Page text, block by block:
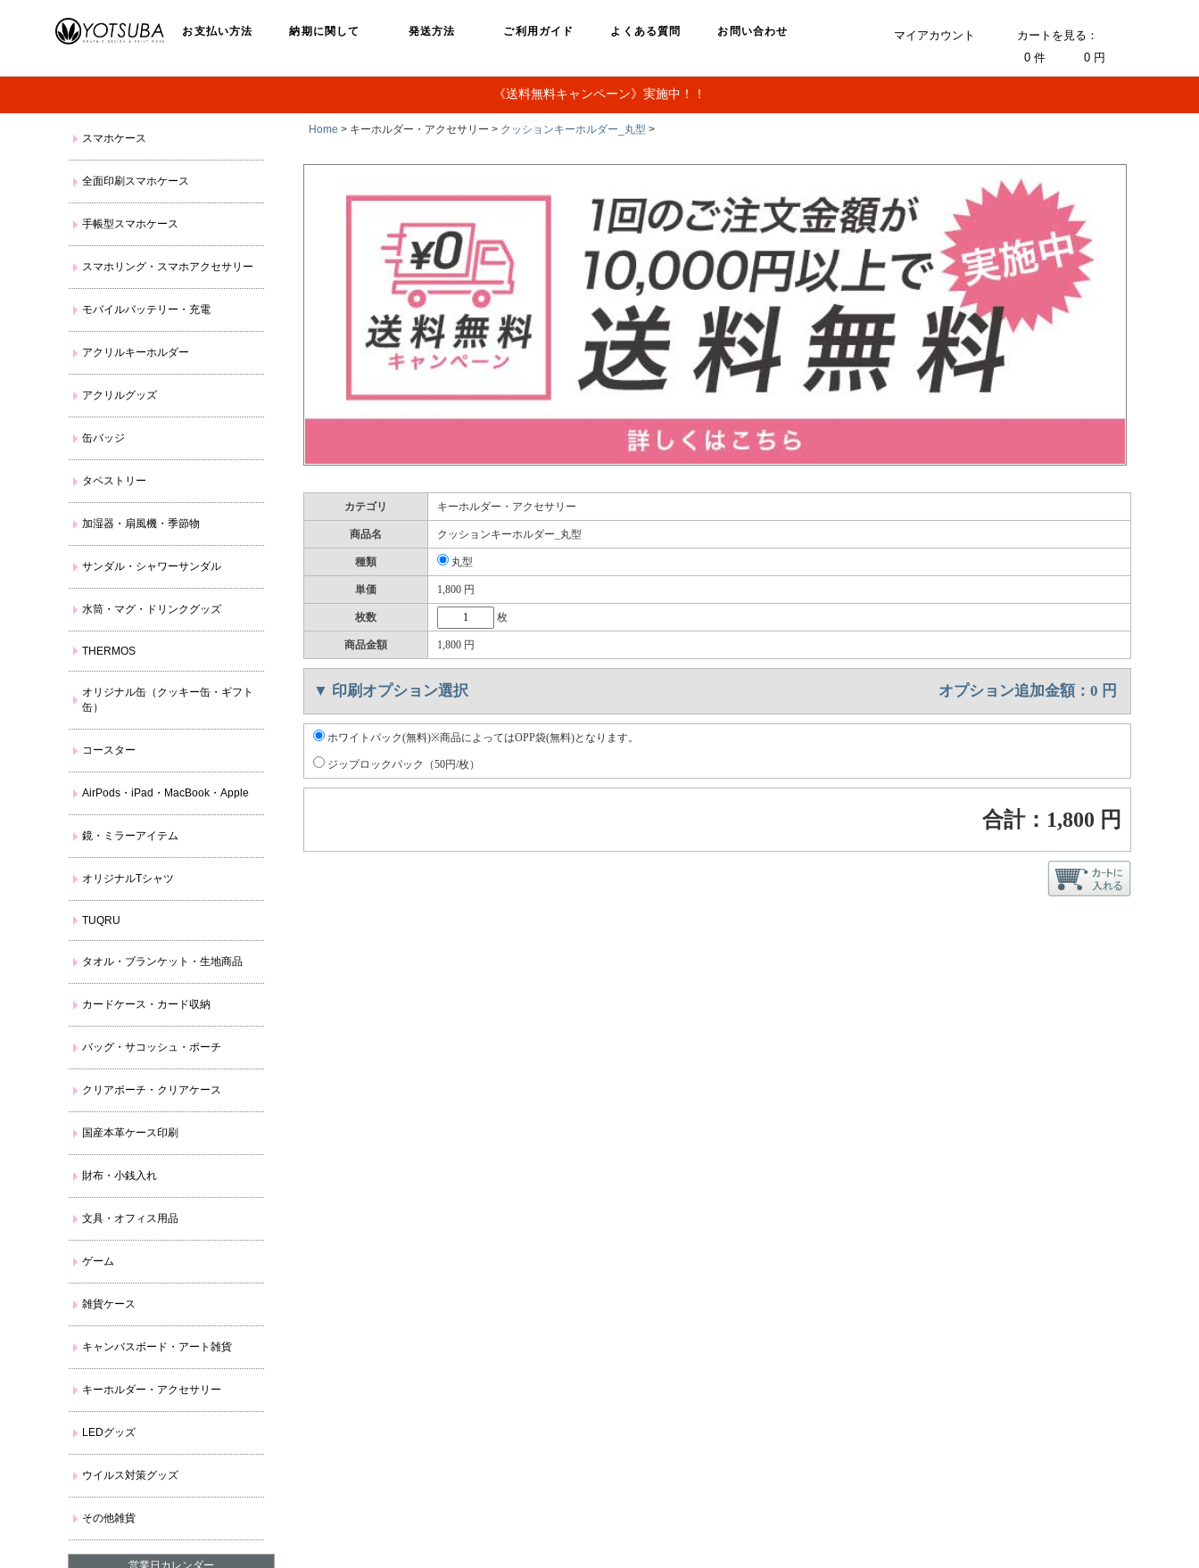
お支払い方法 納期に関して 発送方法 ご利用ガイド よくある質問 お問い合わせ マイアカウント
カートを見る：
0 件 0 円
《送料無料キャンペーン》実施中！！
スマホケース
全面印刷スマホケース
手帳型スマホケース
スマホリング・スマホアクセサリー
モバイルバッテリー・充電
アクリルキーホルダー
アクリルグッズ
缶バッジ
タペストリー
加湿器・扇風機・季節物
サンダル・シャワーサンダル
水筒・マグ・ドリンクグッズ
THERMOS
オリジナル缶（クッキー缶・ギフト
缶）
コースター
AirPods・iPad・MacBook・Apple
鏡・ミラーアイテム
オリジナルTシャツ
TUQRU
タオル・ブランケット・生地商品
カードケース・カード収納
バッグ・サコッシュ・ポーチ
クリアポーチ・クリアケース
国産本革ケース印刷
財布・小銭入れ
文具・オフィス用品
ゲーム
雑貨ケース
キャンバスボード・アート雑貨
キーホルダー・アクセサリー
LEDグッズ
ウイルス対策グッズ
その他雑貨
営業日カレンダー
Home > キーホルダー・アクセサリー > クッションキーホルダー_丸型 >
カテゴリ キーホルダー・アクセサリー
商品名 クッションキーホルダー_丸型
種類 丸型
単価 1,800円
枚数 枚
商品金額 1,800円
▼ 印刷オプション選択 オプション追加金額： 0 円
ホワイトパック(無料)※商品によってはOPP袋(無料)となります。
ジップロックパック（50円/枚）
合計： 1,800 円